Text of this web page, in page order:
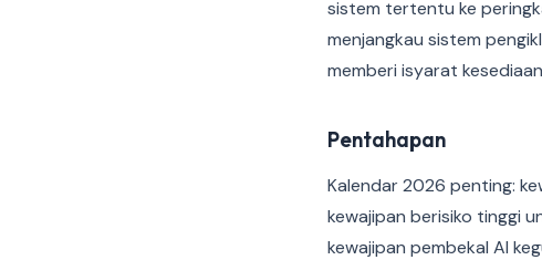
sistem tertentu ke
menjangkau sistem
memberi isyarat
Pentahapan
Kalendar 2026 penting:
kewajipan berisiko tinggi
kewajipan pembekal AI